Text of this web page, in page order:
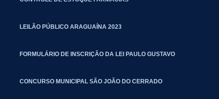
LEILÃO PÚBLICO ARAGUAÍNA 2023
FORMULÁRIO DE INSCRIÇÃO DA LEI PAULO GUSTAVO
CONCURSO MUNICIPAL SÃO JOÃO DO CERRADO